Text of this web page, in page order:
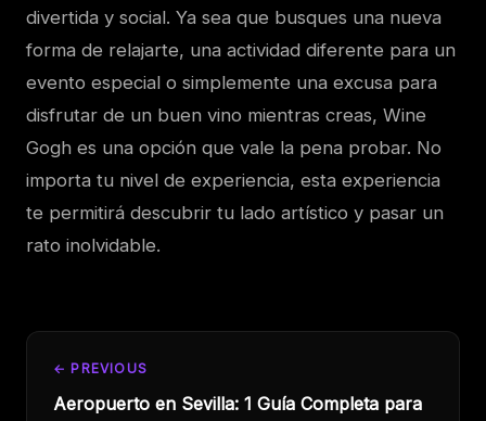
divertida y social. Ya sea que busques una nueva
forma de relajarte, una actividad diferente para un
evento especial o simplemente una excusa para
disfrutar de un buen vino mientras creas, Wine
Gogh es una opción que vale la pena probar. No
importa tu nivel de experiencia, esta experiencia
te permitirá descubrir tu lado artístico y pasar un
rato inolvidable.
← PREVIOUS
Aeropuerto en Sevilla: 1 Guía Completa para